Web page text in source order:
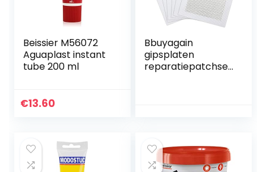
Beissier M56072
Aguaplast instant
tube 200 ml
€13.60
Bbuyagain
gipsplaten
reparatiepatchset